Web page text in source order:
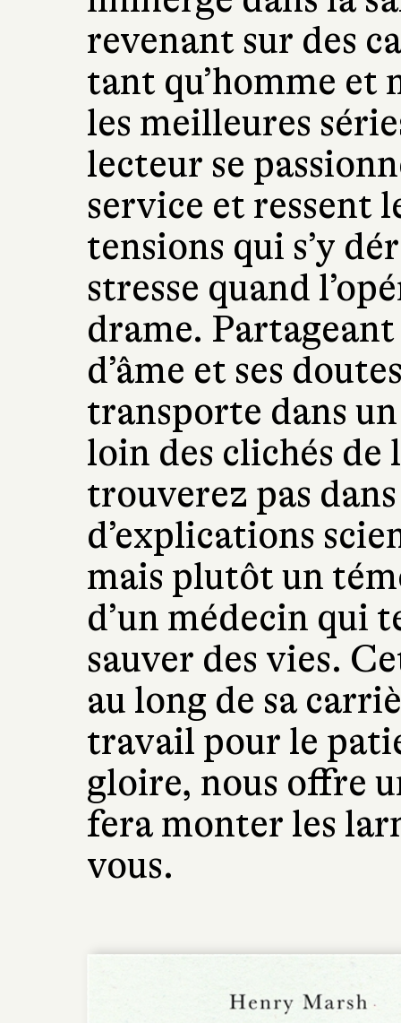
revenant sur des
tant qu’homme et
les meilleures
lecteur se
service et ressent
tensions qui s’y
stresse quand
drame.
d’âme et ses
transporte dans
loin des clichés de
trouverez pas
d’explications
mais plutôt un
d’un médecin qui
sauver des vies.
au long de sa
travail pour le
gloire, nous offre
fera monter les
vous.